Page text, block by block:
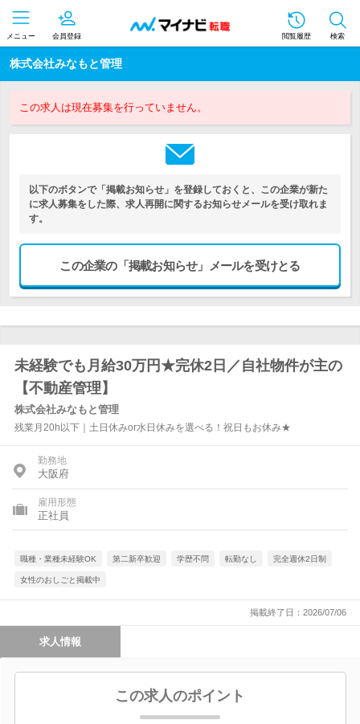
メニュー 会員登録 閲覧履歴 検索
株式会社みなもと管理
この求人は現在募集を行っていません。
以下のボタンで「掲載お知らせ」を登録しておくと、この企業が新た
に求人募集をした際、求人再開に関するお知らせメールを受け取れま
す。
この企業の「掲載お知らせ」メールを受けとる
未経験でも月給30万円★完休2日／自社物件が主の
【不動産管理】
株式会社みなもと管理
残業月20h以下｜土日休みor水日休みを選べる！祝日もお休み★
勤務地
大阪府
雇用形態
正社員
職種・業種未経験OK 第二新卒歓迎 学歴不問 転勤なし 完全週休2日制
女性のおしごと掲載中
掲載終了日：2026/07/06
求人情報
この求人のポイント